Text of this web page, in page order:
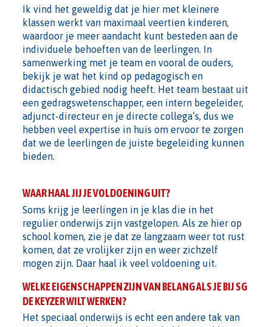
Ik vind het geweldig dat je hier met kleinere
klassen werkt van maximaal veertien kinderen,
waardoor je meer aandacht kunt besteden aan de
individuele behoeften van de leerlingen. In
samenwerking met je team en vooral de ouders,
bekijk je wat het kind op pedagogisch en
didactisch gebied nodig heeft. Het team bestaat uit
een gedragswetenschapper, een intern begeleider,
adjunct-directeur en je directe collega’s, dus we
hebben veel expertise in huis om ervoor te zorgen
dat we de leerlingen de juiste begeleiding kunnen
bieden.
WAAR HAAL JIJ JE VOLDOENING UIT?
Soms krijg je leerlingen in je klas die in het
regulier onderwijs zijn vastgelopen. Als ze hier op
school komen, zie je dat ze langzaam weer tot rust
komen, dat ze vrolijker zijn en weer zichzelf
mogen zijn. Daar haal ik veel voldoening uit.
WELKE EIGENSCHAPPEN ZIJN VAN BELANG ALS JE BIJ SG
DE KEYZER WILT WERKEN?
Het speciaal onderwijs is echt een andere tak van